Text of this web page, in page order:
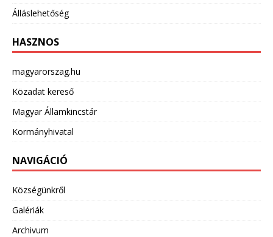
Álláslehetőség
HASZNOS
magyarorszag.hu
Közadat kereső
Magyar Államkincstár
Kormányhivatal
NAVIGÁCIÓ
Községünkről
Galériák
Archivum